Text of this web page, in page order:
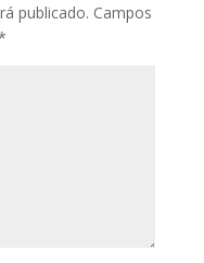
publicado. Campos